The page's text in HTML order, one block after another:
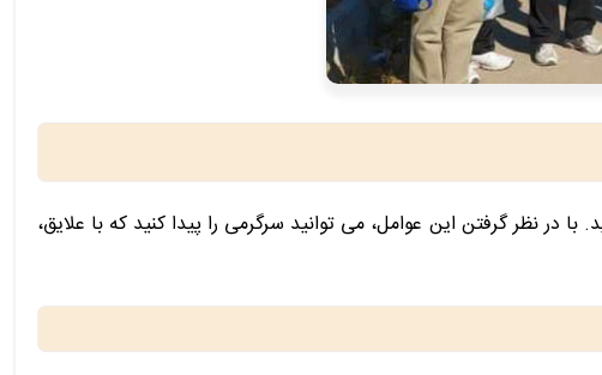
در نظر گرفتن این عوامل، می توانید سرگرمی را پیدا کنید که با علایق،